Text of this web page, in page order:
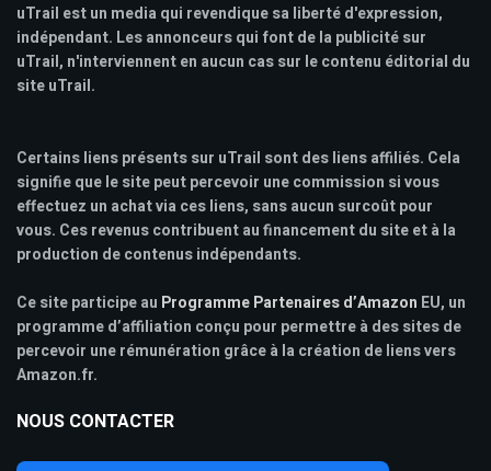
uTrail est un media qui revendique sa liberté d'expression,
indépendant. Les annonceurs qui font de la publicité sur
uTrail, n'interviennent en aucun cas sur le contenu éditorial du
site uTrail.
Certains liens présents sur uTrail sont des liens affiliés. Cela
signifie que le site peut percevoir une commission si vous
effectuez un achat via ces liens, sans aucun surcoût pour
vous. Ces revenus contribuent au financement du site et à la
production de contenus indépendants.
Ce site participe au Programme Partenaires d’Amazon EU, un
programme d’affiliation conçu pour permettre à des sites de
percevoir une rémunération grâce à la création de liens vers
Amazon.fr.
NOUS CONTACTER